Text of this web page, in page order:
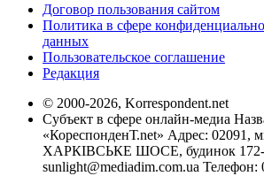
Договор пользования сайтом
Политика в сфере
данных
Пользовательское соглашение
Редакция
© 2000-2026, Korrespondent.net
Субъект в сфере онлайн-медиа
«КореспонденТ.net» Адрес: 02091,
ХАРКІВСЬКЕ ШОСЕ, будинок 172-
sunlight@mediadim.com.ua Телефон: